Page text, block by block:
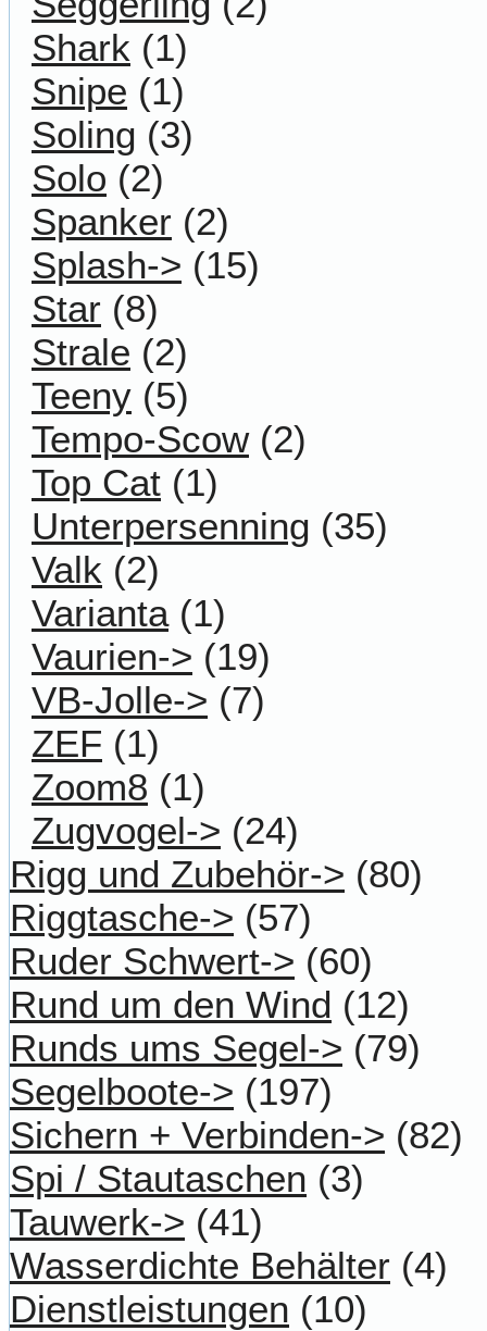
Shark (1)
Snipe (1)
Soling (3)
Solo (2)
Spanker (2)
Splash-> (15)
Star (8)
Strale (2)
Teeny (5)
Tempo-Scow(2)
Top Cat (1)
Unterpersenning (35)
Valk (2)
Varianta (1)
Vaurien-> (19)
VB-Jolle-> (7)
ZEF (1)
Zoom8 (1)
Zugvogel-> (24)
Rigg und Zubehör-> (80)
Riggtasche-> (57)
Ruder Schwert-> (60)
Rund um den Wind (12)
Runds ums Segel-> (79)
Segelboote-> (197)
Sichern + Verbinden-> (82)
Spi / Stautaschen (3)
Tauwerk-> (41)
Wasserdichte Behälter (4)
Dienstleistungen (10)